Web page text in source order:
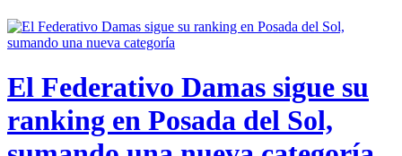
El Federativo Damas sigue su
ranking en Posada del Sol,